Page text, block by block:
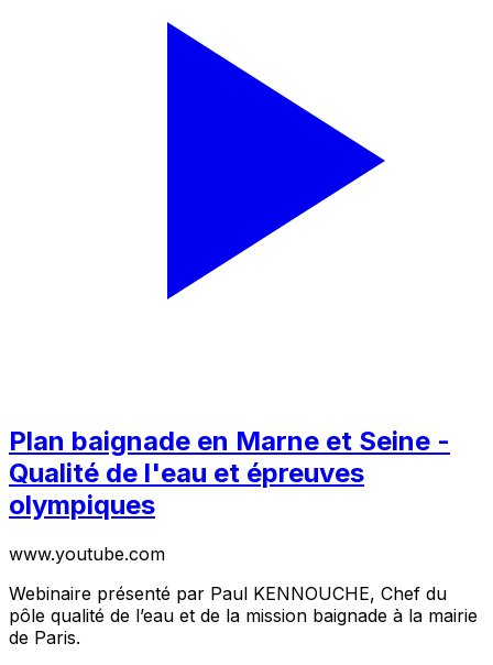
Plan baignade en Marne et Seine -
Qualité de l'eau et épreuves
olympiques
www.youtube.com
Webinaire présenté par Paul KENNOUCHE, Chef du
pôle qualité de l’eau et de la mission baignade à la mairie
de Paris.